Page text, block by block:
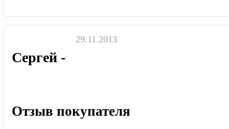
Сергей -
29.11.2013
Отзыв покупателя